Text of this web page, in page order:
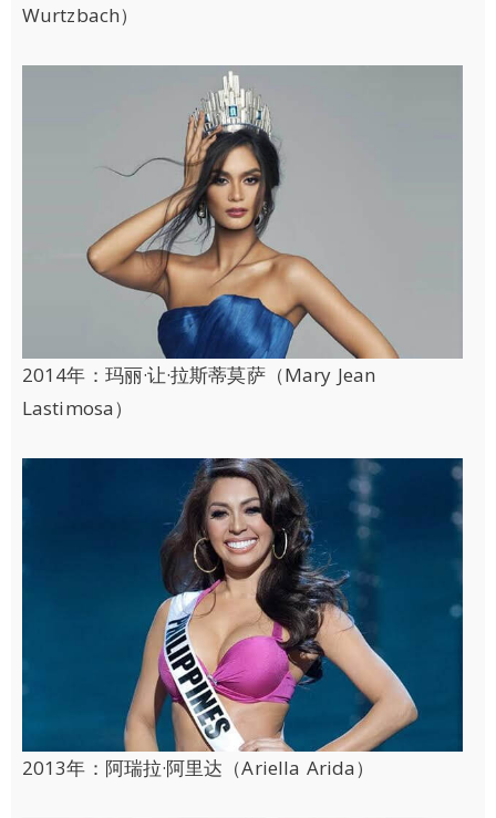
Wurtzbach）
2014年：玛丽·让·拉斯蒂莫萨（Mary Jean
Lastimosa）
2013年：阿瑞拉·阿里达（Ariella Arida）